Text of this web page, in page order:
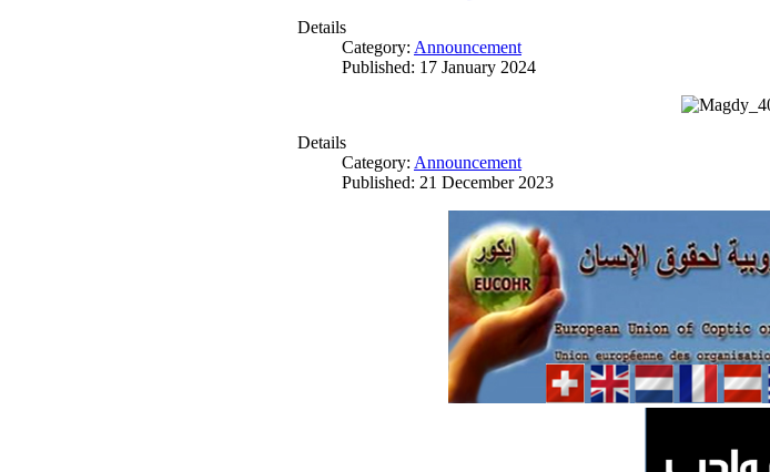
Details
Category: Announcement
Published: 17 January 2024
Details
Category: Announcement
Published: 21 December 2023